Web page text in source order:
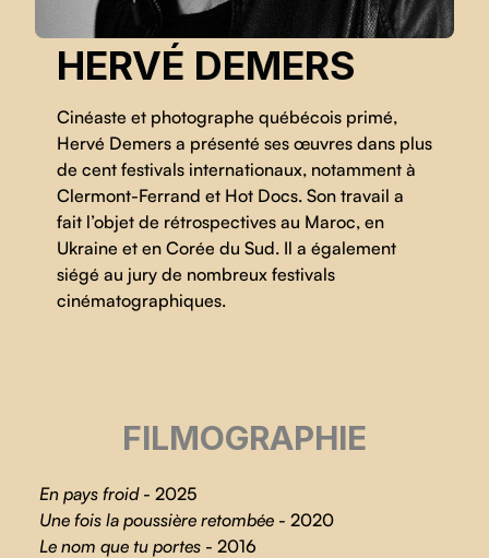
HERVÉ DEMERS
Cinéaste et photographe québécois primé,
Hervé Demers a présenté ses œuvres dans plus
de cent festivals internationaux, notamment à
Clermont-Ferrand et Hot Docs. Son travail a
fait l’objet de rétrospectives au Maroc, en
Ukraine et en Corée du Sud. Il a également
siégé au jury de nombreux festivals
cinématographiques.
FILMOGRAPHIE
En pays froid- 2025
Une fois la poussière retombée - 2020
Le nom que tu portes - 2016